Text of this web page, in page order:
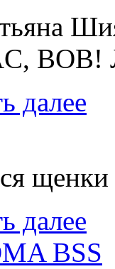
далее
далее
BSS